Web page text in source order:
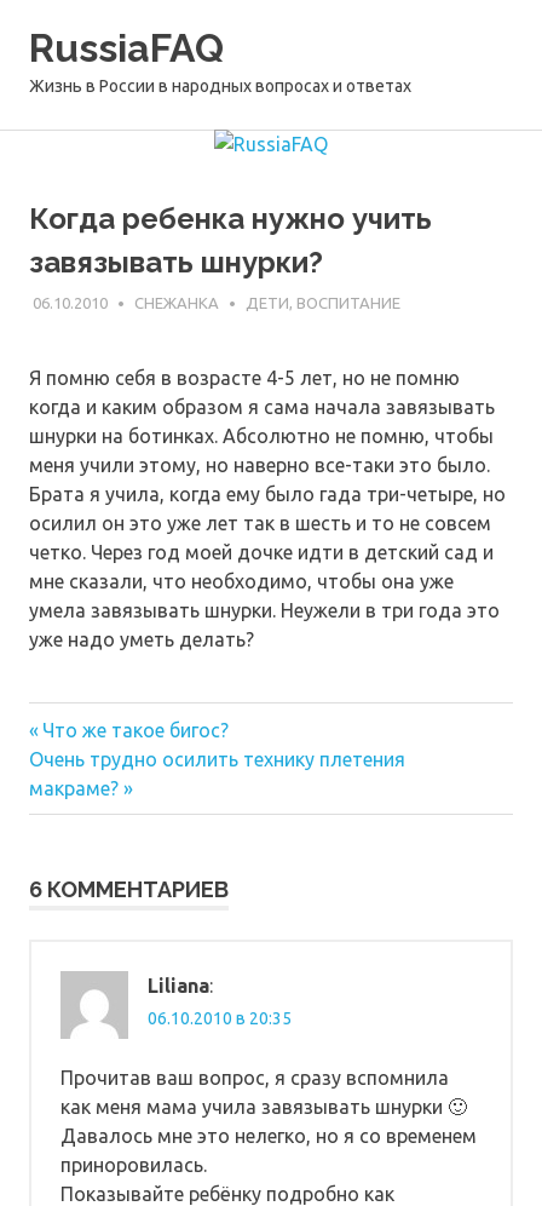
RussiaFAQ
Жизнь в России в народных вопросах и ответах
Когда ребенка нужно учить
завязывать шнурки?
06.10.2010 СНЕЖАНКА ДЕТИ, ВОСПИТАНИЕ
Я помню себя в возрасте 4-5 лет, но не помню
когда и каким образом я сама начала завязывать
шнурки на ботинках. Абсолютно не помню, чтобы
меня учили этому, но наверно все-таки это было.
Брата я учила, когда ему было гада три-четыре, но
осилил он это уже лет так в шесть и то не совсем
четко. Через год моей дочке идти в детский сад и
мне сказали, что необходимо, чтобы она уже
умела завязывать шнурки. Неужели в три года это
уже надо уметь делать?
Навигация
по
записям
Предыдущая
запись:
Что же такое бигос?
Следующая
запись:
Очень трудно осилить технику плетения
макраме?
6 КОММЕНТАРИЕВ
Liliana:
06.10.2010 в 20:35
Прочитав ваш вопрос, я сразу вспомнила
как меня мама учила завязывать шнурки 🙂
Давалось мне это нелегко, но я со временем
приноровилась.
Показывайте ребёнку подробно как